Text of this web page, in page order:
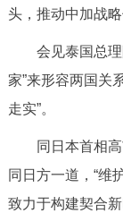
头，推动中加战略
会见泰国总
家”来形容两国关
走实”。
同日本首相
同日方一道，“维
致力于构建契合